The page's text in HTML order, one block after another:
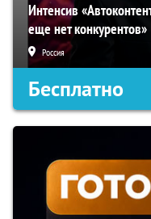
Интенсив
еще нет конкурентов»
Россия
Бесплатно